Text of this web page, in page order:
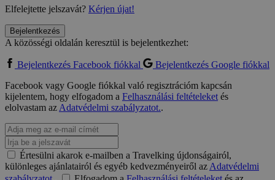
Elfelejtette jelszavát? Kérjen újat!
Bejelentkezés
A közösségi oldalán keresztül is bejelentkezhet:
Bejelentkezés Facebook fiókkal
Bejelentkezés Google fiókkal
Facebook vagy Google fiókkal való regisztrációm kapcsán
kijelentem, hogy elfogadom a Felhasználási feltételeketés
elolvastam azAdatvédelmi szabályzatot..
Értesülni akarok e-mailben a Travelking újdonságairól,
különleges ajánlatairól és egyéb kedvezményeiről azAdatvédelmi